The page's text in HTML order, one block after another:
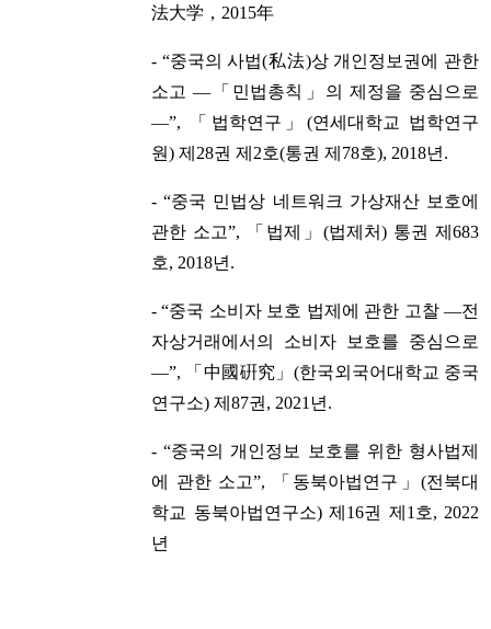
法大学，2015年
- “중국의 사법(私法)상 개인정보권에 관한
소고 ―「민법총칙」의 제정을 중심으로
―”, 「법학연구」(연세대학교 법학연구
원) 제28권 제2호(통권 제78호), 2018년.
- “중국 민법상 네트워크 가상재산 보호에
관한 소고”, 「법제」(법제처) 통권 제683
호, 2018년.
- “중국 소비자 보호 법제에 관한 고찰 ―전
자상거래에서의 소비자 보호를 중심으로
―”, 「中國硏究」(한국외국어대학교 중국
연구소) 제87권, 2021년.
- “중국의 개인정보 보호를 위한 형사법제
에 관한 소고”, 「동북아법연구」(전북대
학교 동북아법연구소) 제16권 제1호, 2022
년